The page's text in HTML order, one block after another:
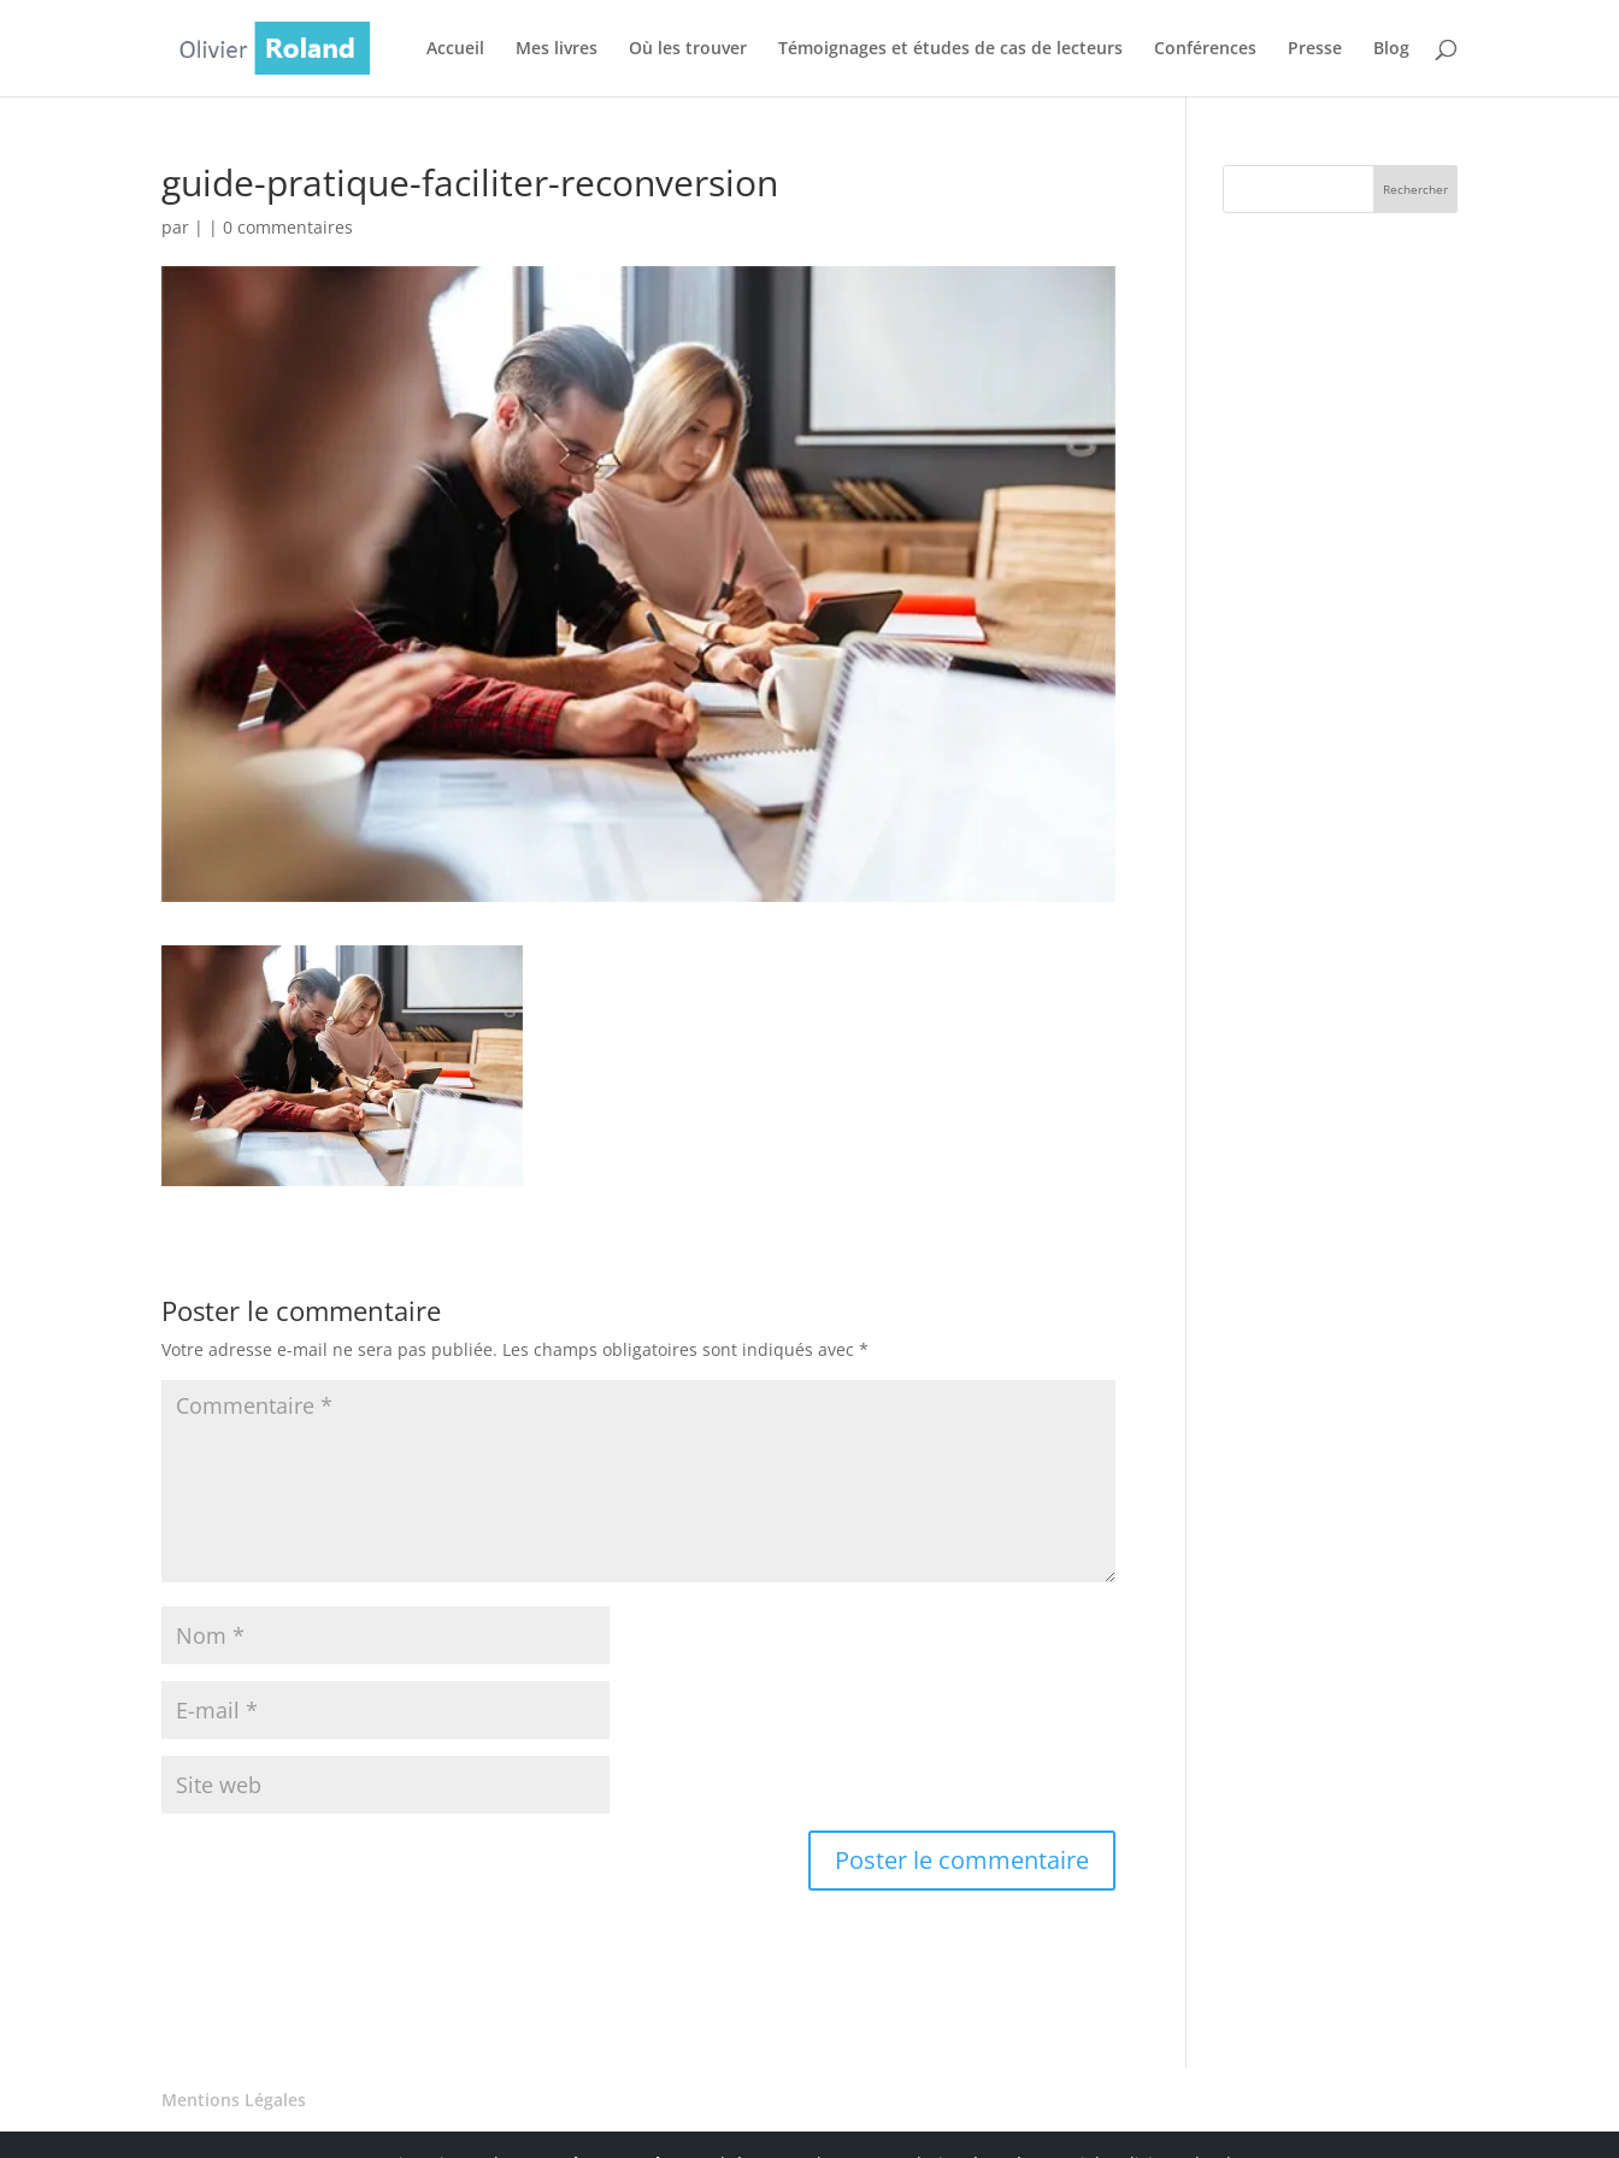
Accueil Mes livres Où les trouver Témoignages et études de cas de lecteurs Conférences Presse Blog
guide-pratique-faciliter-reconversion
par | |0 commentaires
Poster le commentaire
Votre adresse e-mail ne sera pas publiée. Les champs obligatoires sont indiqués avec*
Mentions Légales